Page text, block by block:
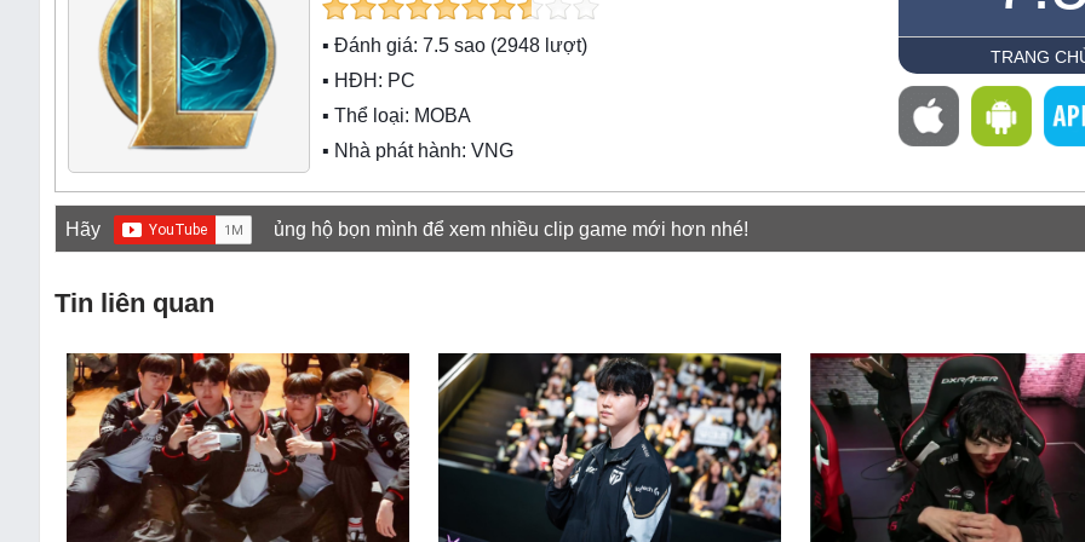
▪ Đánh giá: 7.5 sao (2948 lượt)
▪ HĐH: PC
▪ Thể loại: MOBA
▪ Nhà phát hành: VNG
TRANG
Hãy ủng hộ bọn mình để xem nhiều clip game mới hơn nhé!
Tin liên quan